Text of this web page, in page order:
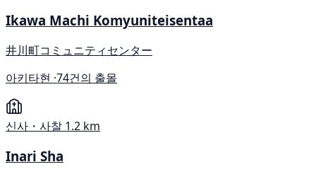
Ikawa Machi Komyuniteisentaa
井川町コミュニティセンター
아키타현 ·74건의 출몰
신사・사찰 1.2 km
Inari Sha